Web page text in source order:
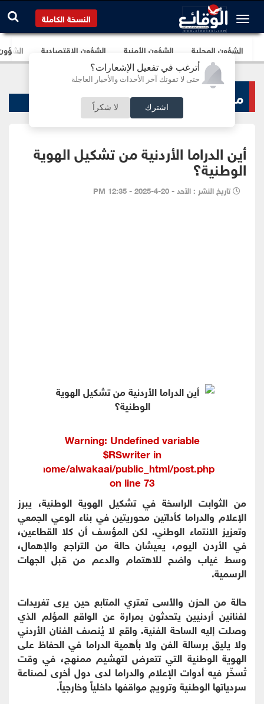
أترغب في تفعيل الإشعارات؟
حتى لا تفوتك آخر الأحداث والأخبار العاجلة
اشترك لا شكراً
النسخة الكاملة
الشؤون المحلية الشؤون الأمنية الشؤون الإقتصادية
منبر الوقائع
أين الدراما الأردنية من تشكيل الهوية
الوطنية؟
تاريخ النشر : الأحد - 20-4-2025 - 12:35 PM
Warning: Undefined variable
$RSwriter in
/home/alwakaai/public_html/post.php
on line73
من الثوابت الراسخة في تشكيل الهوية الوطنية، يبرز
الإعلام والدراما كأداتين محوريتين في بناء الوعي الجمعي
وتعزيز الانتماء الوطني. لكن المؤسف أن كلا القطاعين،
في الأردن اليوم، يعيشان حالة من التراجع والإهمال،
وسط غياب واضح للاهتمام والدعم من قبل الجهات
الرسمية.
حالة من الحزن والأسى تعتري المتابع حين يرى تغريدات
لفنانين أردنيين يتحدثون بمرارة عن الواقع المؤلم الذي
وصلت إليه الساحة الفنية. واقع لا يُنصف الفنان الأردني
ولا يليق برسالة الفن ولا بأهمية الدراما في الحفاظ على
الهوية الوطنية التي تتعرض لتهشيم ممنهج، في وقت
تُسخّر فيه أدوات الإعلام والدراما لدى دول أخرى لصناعة
سردياتها الوطنية وترويج مواقفها داخلياً وخارجياً.